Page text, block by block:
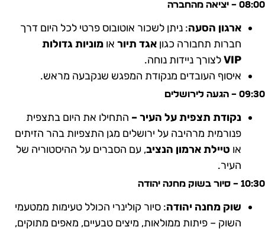
– יציאה מהחברה
ארגון הסעה: ניתן לשכור אוטובוס פרטי לכל היום דרך
חברות תחבורה כגון אגד תיוראו מוניות גדולות
VIPלצורך ניידות נוחה.
איסוף העובדים מנקודת המפגש שנקבעה מראש.
– הגעה לירושלים
נקודת תצפית על העיר – התחילו את היום בתצפית
פנורמית מרהיבה על ירושלים מגן התצפיות בהר הזיתים
או טיילת ארמון הנציב, עם הסברים על ההיסטוריה של
העיר.
– סיור בשוק מחנה יהודה
שוק מחנה יהודה: סיור קולינרי הכולל טעימות ממטעמי
השוק – פיתות ממולאות, מיצים טבעיים, מאפים מתוקים,